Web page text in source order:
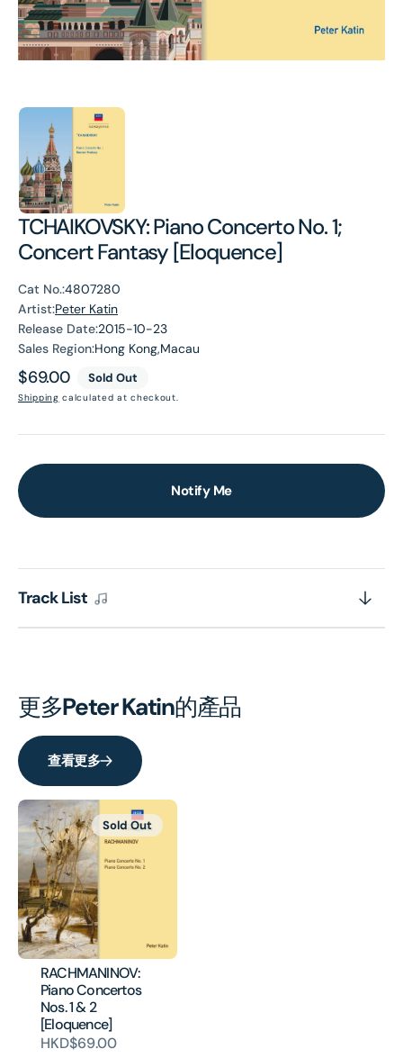
TCHAIKOVSKY: Piano Concerto No. 1;
Concert Fantasy [Eloquence]
Cat No.:4807280
Artist:Peter Katin
Release Date:2015-10-23
Sales Region:Hong Kong,Macau
Regular
price
$69.00 Sold Out
Shipping calculated at checkout.
Notify Me
Track List
更多Peter Katin的產品
查看更多
RACHMANINOV:
Piano Concertos
Nos. 1 & 2
[Eloquence]
HKD$69.00
Sold Out